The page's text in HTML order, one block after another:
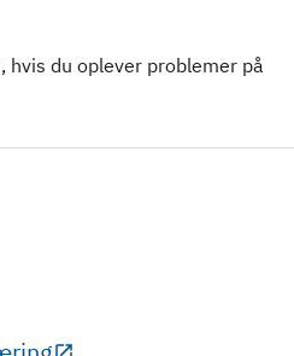
hvis du oplever problemer på